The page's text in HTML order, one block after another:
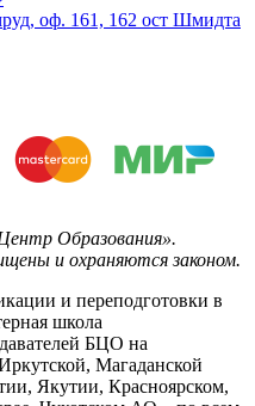
оф. 161, 162 ост Шмидта
Образования».
и охраняются законом.
и переподготовки в
школа
БЦО на
Магаданской
Якутии, Красноярском,